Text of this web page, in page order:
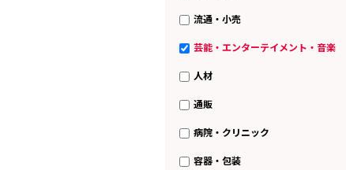
流通・小売
芸能・エンターテイメント・音楽
人材
通販
病院・クリニック
容器・包装